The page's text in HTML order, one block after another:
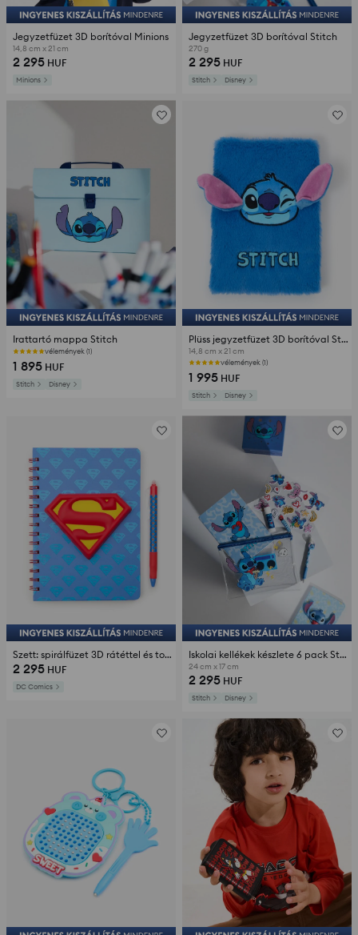
Jegyzetfüzet 3D borítóval Minions
14,8 cm x 21 cm
2 295 HUF
Minions
Jegyzetfüzet 3D borítóval Stitch
270 g
2 295 HUF
Stitch Disney
Irattartó mappa Stitch
vélemények (1)
1 895 HUF
Stitch Disney
Plüss jegyzetfüzet 3D borítóval Stitch
14,8 cm x 21 cm
vélemények (1)
1 995 HUF
Stitch Disney
Szett: spirálfüzet 3D rátéttel és toll 2 pack Superman
2 295 HUF
DC Comics
Iskolai kellékek készlete 6 pack Stitch
24 cm x 17 cm
2 295 HUF
Stitch Disney